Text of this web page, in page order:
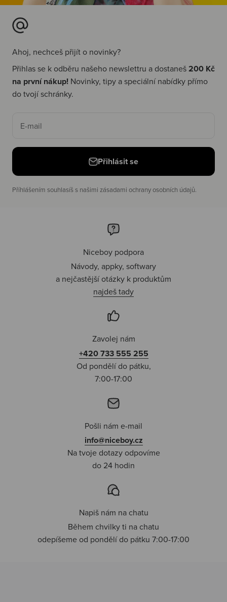
Ahoj, nechceš přijít o novinky?
Přihlas se k odběru našeho newslettru a dostaneš200 Kč
na první nákup! Novinky, tipy a speciální nabídky přímo
do tvojí schránky.
E-mail
Přihlásit se
Příhlášením souhlasíš s našimi zásadami ochrany osobních údajů.
Niceboy podpora
Návody, appky, softwary
a nejčastější otázky k produktům
najdeš tady
Zavolej nám
+420 733 555 255
Od pondělí do pátku,
7:00-17:00
Pošli nám e-mail
info@niceboy.cz
Na tvoje dotazy odpovíme
do 24 hodin
Napiš nám na chatu
Během chvilky ti na chatu
odepíšeme od pondělí do pátku 7:00-17:00